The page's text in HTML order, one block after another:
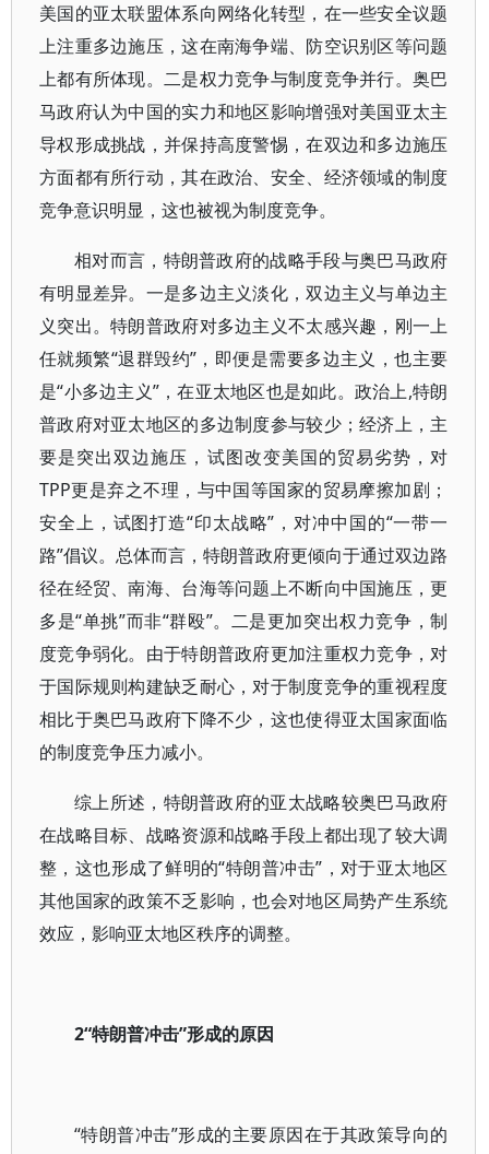
美国的亚太联盟体系向网络化转型，在一些安全议题
上注重多边施压，这在南海争端、防空识别区等问题
上都有所体现。二是权力竞争与制度竞争并行。奥巴
马政府认为中国的实力和地区影响增强对美国亚太主
导权形成挑战，并保持高度警惕，在双边和多边施压
方面都有所行动，其在政治、安全、经济领域的制度
竞争意识明显，这也被视为制度竞争。
相对而言，特朗普政府的战略手段与奥巴马政府
有明显差异。一是多边主义淡化，双边主义与单边主
义突出。特朗普政府对多边主义不太感兴趣，刚一上
任就频繁“退群毁约”，即便是需要多边主义，也主要
是“小多边主义”，在亚太地区也是如此。政治上,特朗
普政府对亚太地区的多边制度参与较少；经济上，主
要是突出双边施压，试图改变美国的贸易劣势，对
TPP更是弃之不理，与中国等国家的贸易摩擦加剧；
安全上，试图打造“印太战略”，对冲中国的“一带一
路”倡议。总体而言，特朗普政府更倾向于通过双边路
径在经贸、南海、台海等问题上不断向中国施压，更
多是“单挑”而非“群殴”。二是更加突出权力竞争，制
度竞争弱化。由于特朗普政府更加注重权力竞争，对
于国际规则构建缺乏耐心，对于制度竞争的重视程度
相比于奥巴马政府下降不少，这也使得亚太国家面临
的制度竞争压力减小。
综上所述，特朗普政府的亚太战略较奥巴马政府
在战略目标、战略资源和战略手段上都出现了较大调
整，这也形成了鲜明的“特朗普冲击”，对于亚太地区
其他国家的政策不乏影响，也会对地区局势产生系统
效应，影响亚太地区秩序的调整。
2“特朗普冲击”形成的原因
“特朗普冲击”形成的主要原因在于其政策导向的